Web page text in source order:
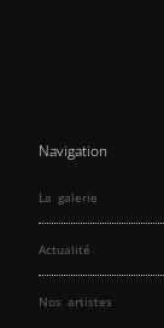
Navigation
La galerie
Actualité
Nos artistes